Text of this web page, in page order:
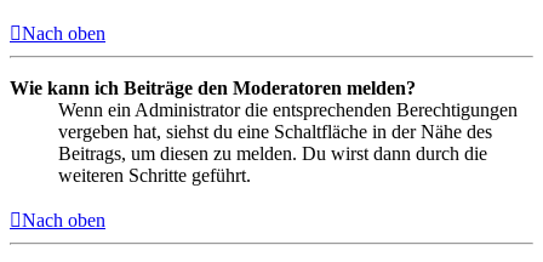
Nach oben
Wie kann ich Beiträge den Moderatoren melden?
Wenn ein Administrator die entsprechenden Berechtigungen
vergeben hat, siehst du eine Schaltfläche in der Nähe des
Beitrags, um diesen zu melden. Du wirst dann durch die
weiteren Schritte geführt.
Nach oben